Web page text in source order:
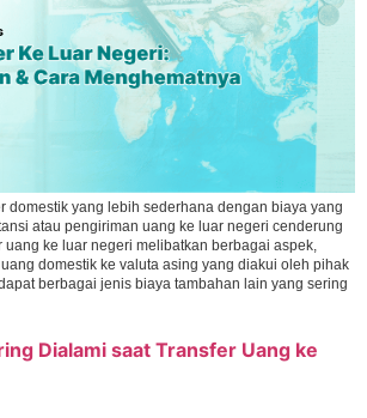
domestik yang lebih sederhana dengan biaya yang
atau pengiriman uang ke luar negeri cenderung
ke luar negeri melibatkan berbagai aspek,
domestik ke valuta asing yang diakui oleh pihak
berbagai jenis biaya tambahan lain yang sering
Dialami saat Transfer Uang ke